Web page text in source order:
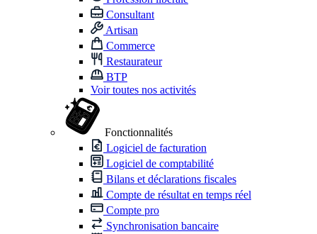
Consultant
Artisan
Commerce
Restaurateur
BTP
Voir toutes nos activités
Fonctionnalités
Logiciel de facturation
Logiciel de comptabilité
Bilans et déclarations fiscales
Compte de résultat en temps réel
Compte pro
Synchronisation bancaire